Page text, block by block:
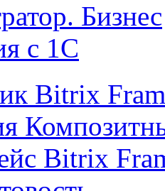
Бизнес
с 1С
Bitrix
Bitrix